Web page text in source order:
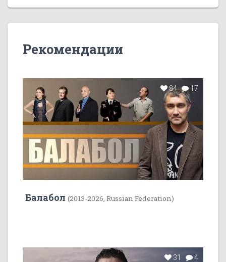
Рекомендации
84 17
Балабол (2013-2026, Russian Federation)
31 4